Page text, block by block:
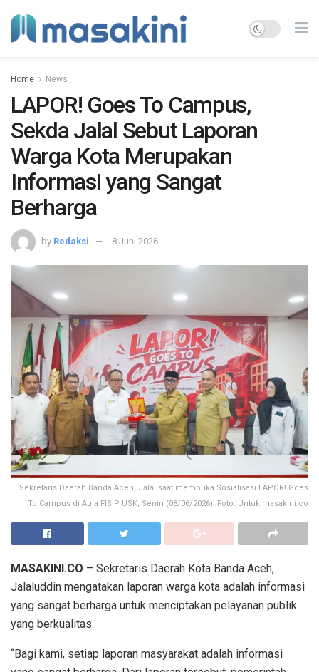
Home News
LAPOR! Goes To Campus,
Sekda Jalal Sebut Laporan
Warga Kota Merupakan
Informasi yang Sangat
Berharga
by Redaksi 8 Juni 2026
Sekretaris Daerah Banda Aceh, Jalal saat membuka Sosialisasi LAPOR! Goes
To Campus di Aula FISIP USK, Senin (08/06/2026). Foto: Untuk masakini.co
MASAKINI.CO – Sekretaris Daerah Kota Banda Aceh,
Jalaluddin mengatakan laporan warga kota adalah informasi
yang sangat berharga untuk menciptakan pelayanan publik
yang berkualitas.
“Bagi kami, setiap laporan masyarakat adalah informasi